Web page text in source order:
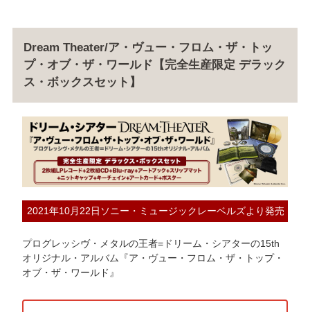
Dream Theater/ア・ヴュー・フロム・ザ・トッ
プ・オブ・ザ・ワールド【完全生産限定 デラック
ス・ボックスセット】
2021年10月22日ソニー・ミュージックレーベルズより発売
プログレッシヴ・メタルの王者=ドリーム・シアターの15th
オリジナル・アルバム『ア・ヴュー・フロム・ザ・トップ・
オブ・ザ・ワールド』